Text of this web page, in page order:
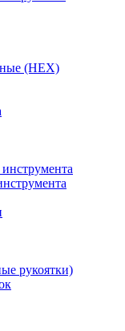
(HEX)
рукоятки)